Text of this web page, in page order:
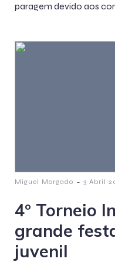
paragem devido aos
Miguel Morgado - 3 Abril
4º Torneio
grande
juvenil